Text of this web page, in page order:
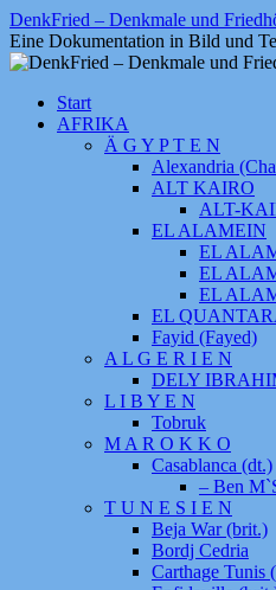
Zum
Inhalt
springen
DenkFried – Denkmale und
Eine Dokumentation in Bild und
Start
AFRIKA
Ä G Y P T E N
Alexandria
ALT KAIRO
ALT-
EL ALAMEIN
EL
EL
EL
EL
Fayid (Fayed)
A L G E R I E N
DELY
L I B Y E N
Tobruk
M A R O K K O
Casablanca (dt.)
– Ben
T U N E S I E N
Beja War (brit.)
Bordj Cedria
Carthage Tunis